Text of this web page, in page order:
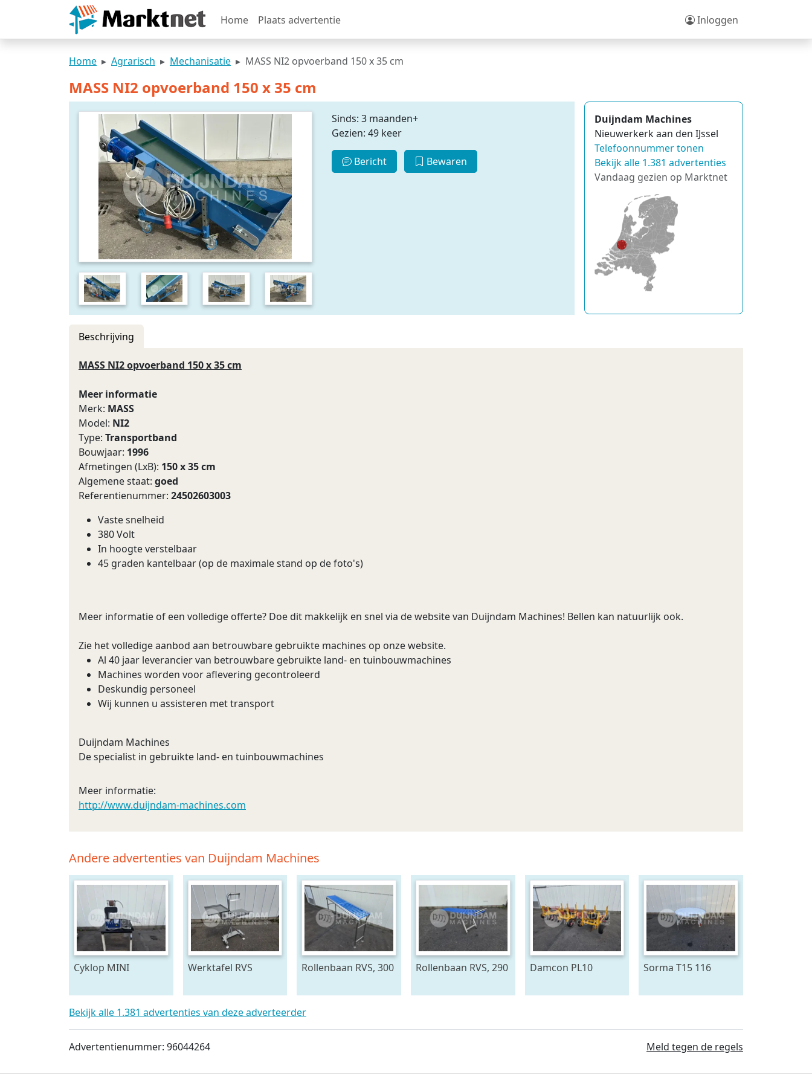
Home Plaats advertentie Inloggen
Home Agrarisch Mechanisatie MASS NI2 opvoerband 150 x 35 cm
MASS NI2 opvoerband 150 x 35 cm
Sinds: 3 maanden+
Gezien: 49 keer
Bericht Bewaren
Duijndam Machines
Nieuwerkerk aan den IJssel
Telefoonnummer tonen
Bekijk alle 1.381 advertenties
Vandaag gezien op Marktnet
Beschrijving
MASS NI2 opvoerband 150 x 35 cm
Meer informatie
Merk: MASS
Model: NI2
Type: Transportband
Bouwjaar: 1996
Afmetingen (LxB): 150 x 35 cm
Algemene staat: goed
Referentienummer: 24502603003
Vaste snelheid
380 Volt
In hoogte verstelbaar
45 graden kantelbaar (op de maximale stand op de foto's)
Meer informatie of een volledige offerte? Doe dit makkelijk en snel via de website van Duijndam Machines! Bellen kan natuurlijk ook.
Zie het volledige aanbod aan betrouwbare gebruikte machines op onze website.
Al 40 jaar leverancier van betrouwbare gebruikte land- en tuinbouwmachines
Machines worden voor aflevering gecontroleerd
Deskundig personeel
Wij kunnen u assisteren met transport
Duijndam Machines
De specialist in gebruikte land- en tuinbouwmachines
Meer informatie:
http://www.duijndam-machines.com
Andere advertenties van Duijndam Machines
Cyklop MINI
Werktafel RVS
Rollenbaan RVS, 300
Rollenbaan RVS, 290
Damcon PL10
bomen
Sorma T15 116
Bekijk alle 1.381 advertenties van deze adverteerder
Advertentienummer: 96044264 Meld tegen de regels